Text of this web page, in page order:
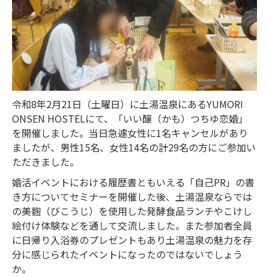
令和8年2月21日（土曜日）に土湯温泉にあるYUMORI
ONSEN HOSTELにて、「いい醸（かも）つちゆ恋婚」
を開催しました。当日急遽女性に1名キャンセルがあり
ましたが、男性15名、女性14名の計29名の方にご参加い
ただきました。
婚活イベントにおける履歴書ともいえる「自己PR」の書
き方についてセミナーを開催した後、土湯温泉ならでは
の美麴（びこうじ）を使用した発酵食品ランチやこけし
絵付け体験などを通して交流しました。また参加者全員
に日帰り入浴券のプレゼントもあり土湯温泉の魅力を存
分に感じられたイベントになったのではないでしょう
か。